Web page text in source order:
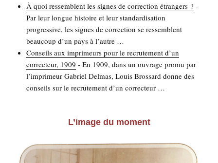
À quoi res­semblent les signes de cor­rec­tion étran­gers ? -
Par leur longue his­toire et leur stan­dar­di­sa­tion
pro­gres­sive, les signes de cor­rec­tion se res­semblent
beau­coup d’un pays à l’autre …
Conseils aux impri­meurs pour le recru­te­ment d’un
cor­rec­teur, 1909 - En 1909, dans un ouvrage pro­mu par
l’im­pri­meur Gabriel Del­mas, Louis Bros­sard donne des
conseils sur le recru­te­ment d’un cor­rec­teur …
L’image du moment